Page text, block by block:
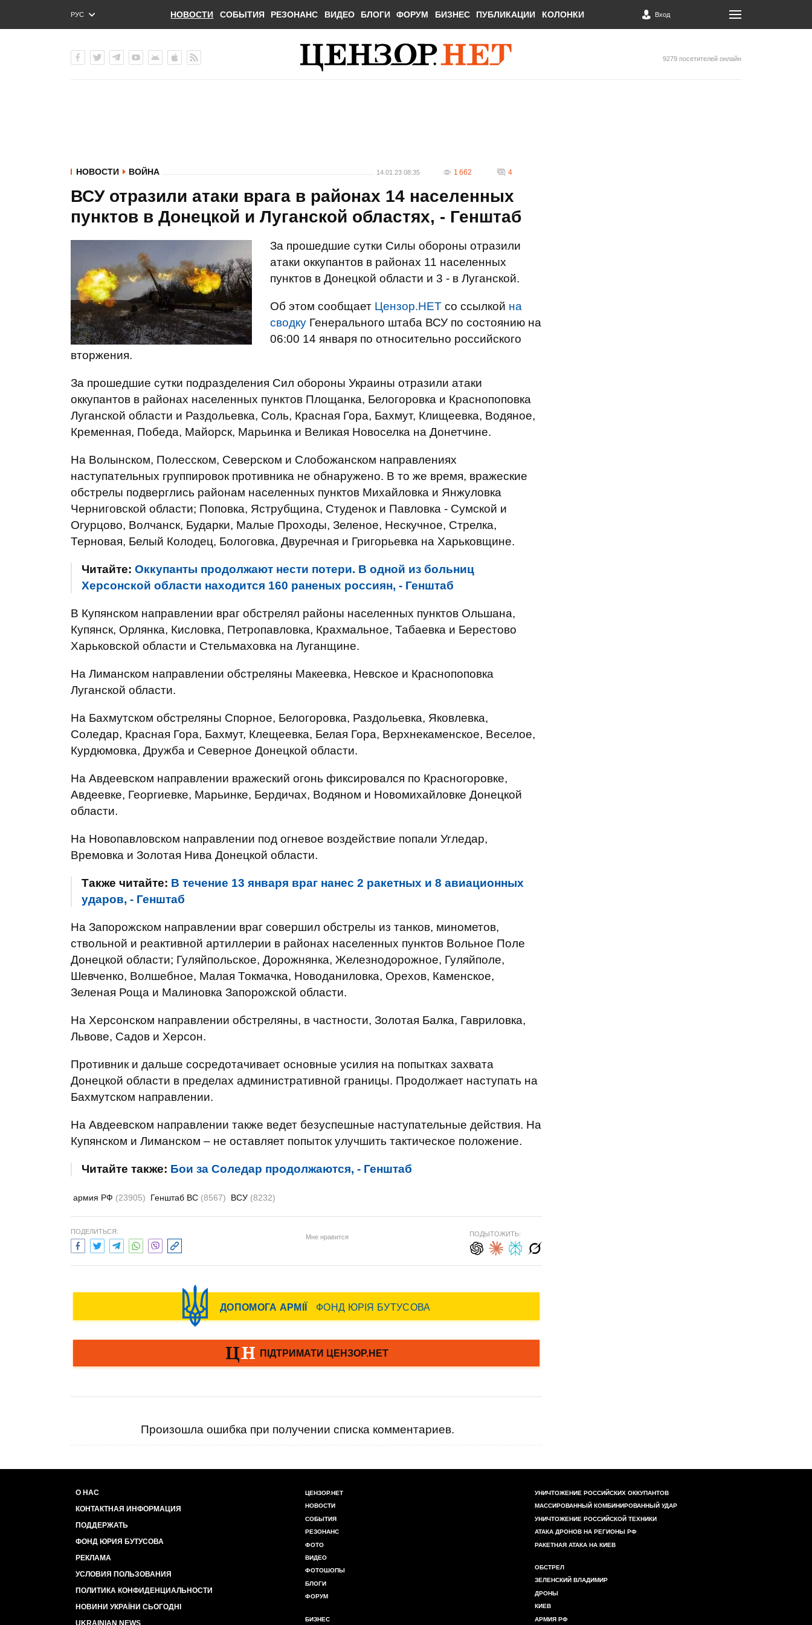
РУС
ENG
НОВОСТИ СОБЫТИЯ РЕЗОНАНС ВИДЕО БЛОГИ ФОРУМ БИЗНЕС ПУБЛИКАЦИИ КОЛОНКИ Вход
9279 посетителей онлайн
НОВОСТИ ВОЙНА 14.01.23 08:35 1 662 4
ВСУ отразили атаки врага в районах 14 населенных
пунктов в Донецкой и Луганской областях, - Генштаб
За прошедшие сутки Силы обороны отразили
атаки оккупантов в районах 11 населенных
пунктов в Донецкой области и 3 - в Луганской.
Об этом сообщает Цензор.НЕТ со ссылкой на
сводку Генерального штаба ВСУ по состоянию на
06:00 14 января по относительно российского
вторжения.
За прошедшие сутки подразделения Сил обороны Украины отразили атаки
оккупантов в районах населенных пунктов Площанка, Белогоровка и Краснопоповка
Луганской области и Раздольевка, Соль, Красная Гора, Бахмут, Клищеевка, Водяное,
Кременная, Победа, Майорск, Марьинка и Великая Новоселка на Донетчине.
На Волынском, Полесском, Северском и Слобожанском направлениях
наступательных группировок противника не обнаружено. В то же время, вражеские
обстрелы подверглись районам населенных пунктов Михайловка и Янжуловка
Черниговской области; Поповка, Яструбщина, Студенок и Павловка - Сумской и
Огурцово, Волчанск, Бударки, Малые Проходы, Зеленое, Нескучное, Стрелка,
Терновая, Белый Колодец, Бологовка, Двуречная и Григорьевка на Харьковщине.
Читайте: Оккупанты продолжают нести потери. В одной из больниц
Херсонской области находится 160 раненых россиян, - Генштаб
В Купянском направлении враг обстрелял районы населенных пунктов Ольшана,
Купянск, Орлянка, Кисловка, Петропавловка, Крахмальное, Табаевка и Берестово
Харьковской области и Стельмаховка на Луганщине.
На Лиманском направлении обстреляны Макеевка, Невское и Краснопоповка
Луганской области.
На Бахмутском обстреляны Спорное, Белогоровка, Раздольевка, Яковлевка,
Соледар, Красная Гора, Бахмут, Клещеевка, Белая Гора, Верхнекаменское, Веселое,
Курдюмовка, Дружба и Северное Донецкой области.
На Авдеевском направлении вражеский огонь фиксировался по Красногоровке,
Авдеевке, Георгиевке, Марьинке, Бердичах, Водяном и Новомихайловке Донецкой
области.
На Новопавловском направлении под огневое воздействие попали Угледар,
Времовка и Золотая Нива Донецкой области.
Также читайте: В течение 13 января враг нанес 2 ракетных и 8 авиационных
ударов, - Генштаб
На Запорожском направлении враг совершил обстрелы из танков, минометов,
ствольной и реактивной артиллерии в районах населенных пунктов Вольное Поле
Донецкой области; Гуляйпольское, Дорожнянка, Железнодорожное, Гуляйполе,
Шевченко, Волшебное, Малая Токмачка, Новоданиловка, Орехов, Каменское,
Зеленая Роща и Малиновка Запорожской области.
На Херсонском направлении обстреляны, в частности, Золотая Балка, Гавриловка,
Львове, Садов и Херсон.
Противник и дальше сосредотачивает основные усилия на попытках захвата
Донецкой области в пределах административной границы. Продолжает наступать на
Бахмутском направлении.
На Авдеевском направлении также ведет безуспешные наступательные действия. На
Купянском и Лиманском – не оставляет попыток улучшить тактическое положение.
Читайте также: Бои за Соледар продолжаются, - Генштаб
армия РФ (23905) Генштаб ВС (8567) ВСУ (8232)
ПОДЕЛИТЬСЯ:
Мне нравится ПОДЫТОЖИТЬ:
Произошла ошибка при получении списка комментариев.
О НАС
КОНТАКТНАЯ ИНФОРМАЦИЯ
ПОДДЕРЖАТЬ
ФОНД ЮРИЯ БУТУСОВА
РЕКЛАМА
УСЛОВИЯ ПОЛЬЗОВАНИЯ
ПОЛИТИКА КОНФИДЕНЦИАЛЬНОСТИ
НОВИНИ УКРАЇНИ СЬОГОДНІ
UKRAINIAN NEWS
ЦЕНЗОР.НЕТ
НОВОСТИ
СОБЫТИЯ
РЕЗОНАНС
ФОТО
ВИДЕО
ФОТОШОПЫ
БЛОГИ
ФОРУМ
БИЗНЕС
УНИЧТОЖЕНИЕ РОССИЙСКИХ ОККУПАНТОВ
МАССИРОВАННЫЙ КОМБИНИРОВАННЫЙ УДАР
УНИЧТОЖЕНИЕ РОССИЙСКОЙ ТЕХНИКИ
АТАКА ДРОНОВ НА РЕГИОНЫ РФ
РАКЕТНАЯ АТАКА НА КИЕВ
ОБСТРЕЛ
ЗЕЛЕНСКИЙ ВЛАДИМИР
ДРОНЫ
КИЕВ
АРМИЯ РФ